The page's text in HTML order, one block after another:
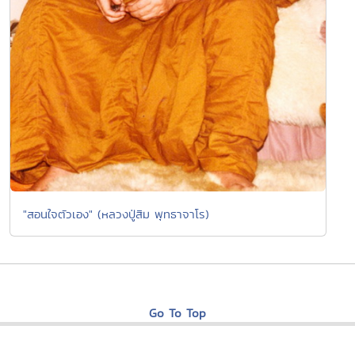
"สอนใจตัวเอง" (หลวงปู่สิม พุทธาจาโร)
Go To Top